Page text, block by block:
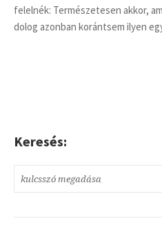
felelnék: Természetesen akkor,
dolog azonban korántsem ilyen
Keresés: